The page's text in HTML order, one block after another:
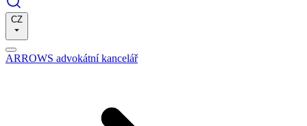
CZ
ARROWS advokátní kancelář